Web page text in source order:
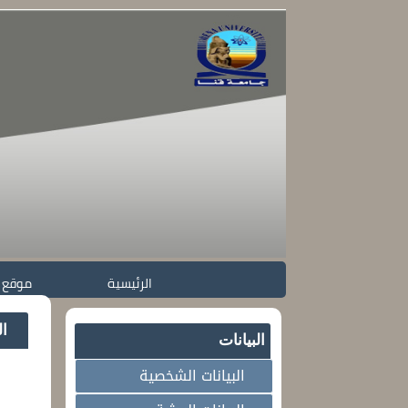
الرئيسية موقع
البيانات
البيانات الشخصية